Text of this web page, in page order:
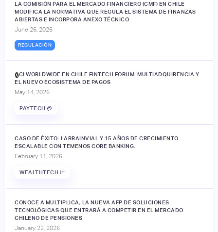
LA COMISIÓN PARA EL MERCADO FINANCIERO (CMF) EN CHILE
MODIFICA LA NORMATIVA QUE REGULA EL SISTEMA DE FINANZAS
ABIERTAS E INCORPORA ANEXO TÉCNICO
June 26, 2026
REGULACIÓN
ACI WORLDWIDE EN CHILE FINTECH FORUM: MULTIADQUIRENCIA Y
EL NUEVO ECOSISTEMA DE PAGOS
May 14, 2026
PAYTECH 💳
🔒
CASO DE ÉXITO: LARRAINVIAL Y 15 AÑOS DE CRECIMIENTO
ESCALABLE CON TEMENOS CORE BANKING.
February 11, 2026
WEALTHTECH 📈
CONOCE A MULTIPLICA, LA NUEVA AFP DE SOLUCIONES
TECNOLÓGICAS QUE ENTRARÁ A COMPETIR EN EL MERCADO
CHILENO DE PENSIONES
January 22, 2026